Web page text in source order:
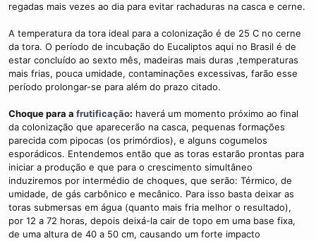
regadas mais vezes ao dia para evitar rachaduras na casca e cerne.
A temperatura da tora ideal para a colonização é de 25 C no cerne
da tora. O período de incubação do Eucaliptos aqui no Brasil é de
estar concluído ao sexto mês, madeiras mais duras ,temperaturas
mais frias, pouca umidade, contaminações excessivas, farão esse
período prolongar-se para além do prazo citado.
Choque para a frutificação: haverá um momento próximo ao final
da colonização que aparecerão na casca, pequenas formações
parecida com pipocas (os primórdios), e alguns cogumelos
esporádicos. Entendemos então que as toras estarão prontas para
iniciar a produção e que para o crescimento simultâneo
induziremos por intermédio de choques, que serão: Térmico, de
umidade, de gás carbônico e mecânico. Para isso basta deixar as
toras submersas em água (quanto mais fria melhor o resultado),
por 12 a 72 horas, depois deixá-la cair de topo em uma base fixa,
de uma altura de 40 a 50 cm, causando um forte impacto